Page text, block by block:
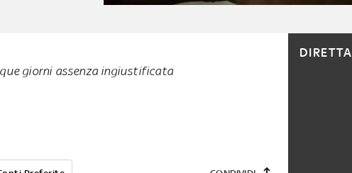
giorni assenza ingiustificata
DIRETTA